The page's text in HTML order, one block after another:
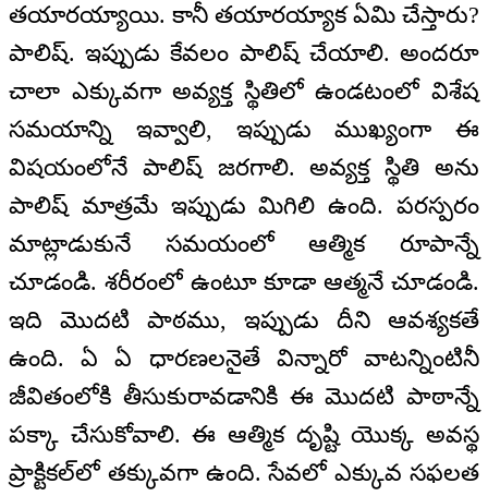
తయారయ్యాయి. కానీ తయారయ్యాక ఏమి చేస్తారు?
పాలిష్. ఇప్పుడు కేవలం పాలిష్ చేయాలి. అందరూ
చాలా ఎక్కువగా అవ్యక్త స్థితిలో ఉండటంలో విశేష
సమయాన్ని ఇవ్వాలి, ఇప్పుడు ముఖ్యంగా ఈ
విషయంలోనే పాలిష్ జరగాలి. అవ్యక్త స్థితి అను
పాలిష్ మాత్రమే ఇప్పుడు మిగిలి ఉంది. పరస్పరం
మాట్లాడుకునే సమయంలో ఆత్మిక రూపాన్నే
చూడండి. శరీరంలో ఉంటూ కూడా ఆత్మనే చూడండి.
ఇది మొదటి పాఠము, ఇప్పుడు దీని ఆవశ్యకతే
ఉంది. ఏ ఏ ధారణలనైతే విన్నారో వాటన్నింటినీ
జీవితంలోకి తీసుకురావడానికి ఈ మొదటి పాఠాన్నే
పక్కా చేసుకోవాలి. ఈ ఆత్మిక దృష్టి యొక్క అవస్థ
ప్రాక్టికల్‌లో తక్కువగా ఉంది. సేవలో ఎక్కువ సఫలత